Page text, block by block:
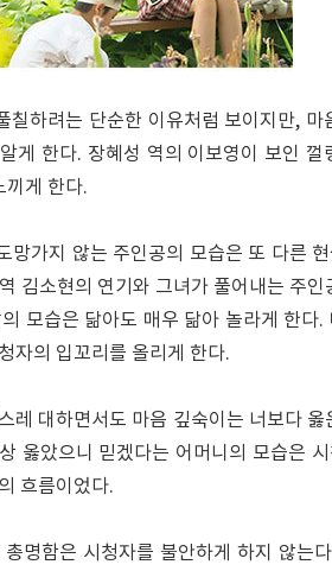
하려는 단순한 이유처럼 보이지만, 마
게 한다. 장혜성 역의 이보영이 보인 껄
끼게 한다.
가지 않는 주인공의 모습은 또 다른 현
김소현의 연기와 그녀가 풀어내는 주인
모습은 닮아도 매우 닮아 놀라게 한다.
자의 입꼬리를 올리게 한다.
레 대하면서도 마음 깊숙이는 너보다 옳
옳았으니 믿겠다는 어머니의 모습은 시
흐름이었다.
명함은 시청자를 불안하게 하지 않는